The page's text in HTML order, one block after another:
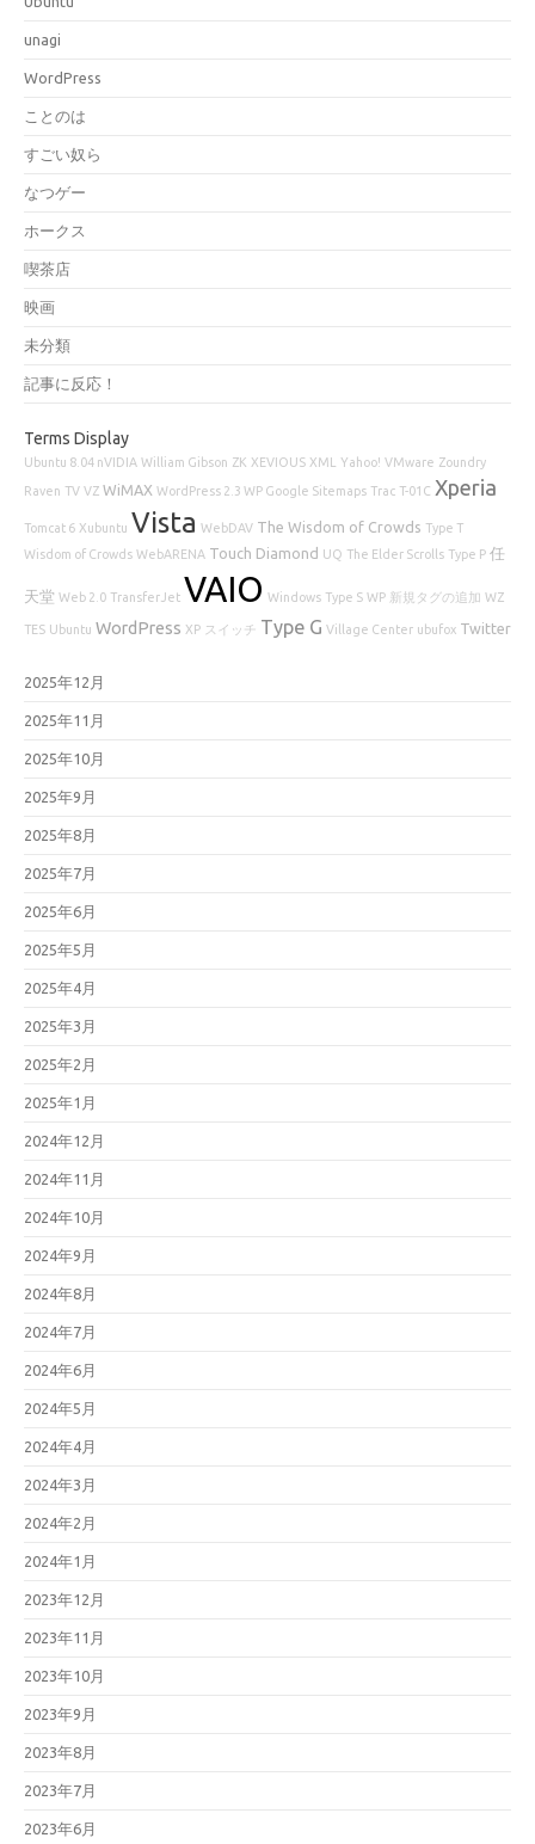
unagi
WordPress
ことのは
すごい奴ら
なつゲー
ホークス
喫茶店
映画
未分類
記事に反応！
Terms Display
Ubuntu 8.04 nVIDIA William Gibson ZK XEVIOUS XML Yahoo! VMware Zoundry
Raven TV VZ WiMAX WordPress 2.3 WP Google Sitemaps Trac T-01C Xperia
Tomcat 6 Xubuntu Vista WebDAV The Wisdom of Crowds Type T
Wisdom of Crowds WebARENA Touch Diamond UQ The Elder Scrolls Type P 任
天堂 Web 2.0 TransferJet VAIO Windows Type S WP 新規タグの追加 WZ
TES Ubuntu WordPress XP スイッチ Type G Village Center ubufox Twitter
2025年12月
2025年11月
2025年10月
2025年9月
2025年8月
2025年7月
2025年6月
2025年5月
2025年4月
2025年3月
2025年2月
2025年1月
2024年12月
2024年11月
2024年10月
2024年9月
2024年8月
2024年7月
2024年6月
2024年5月
2024年4月
2024年3月
2024年2月
2024年1月
2023年12月
2023年11月
2023年10月
2023年9月
2023年8月
2023年7月
2023年6月